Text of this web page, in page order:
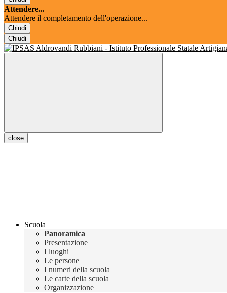
Attendere...
Attendere il completamento dell'operazione...
Chiudi
Chiudi
close
Scuola
Panoramica
Presentazione
I luoghi
Le persone
I numeri della scuola
Le carte della scuola
Organizzazione